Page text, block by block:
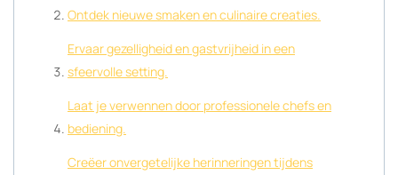
Ontdek nieuwe smaken en culinaire creaties.
Ervaar gezelligheid en gastvrijheid in een
sfeervolle setting.
Laat je verwennen door professionele chefs en
bediening.
Creëer onvergetelijke herinneringen tijdens